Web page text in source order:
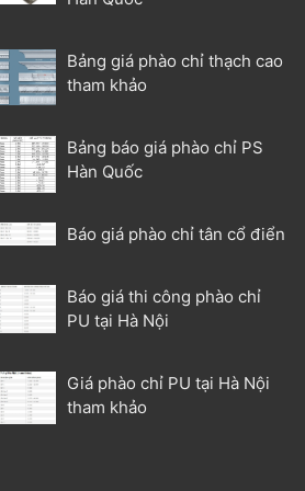
Bảng giá phào chỉ thạch cao
tham khảo
Bảng báo giá phào chỉ PS
Hàn Quốc
Báo giá phào chỉ tân cổ điển
Báo giá thi công phào chỉ
PU tại Hà Nội
Giá phào chỉ PU tại Hà Nội
tham khảo